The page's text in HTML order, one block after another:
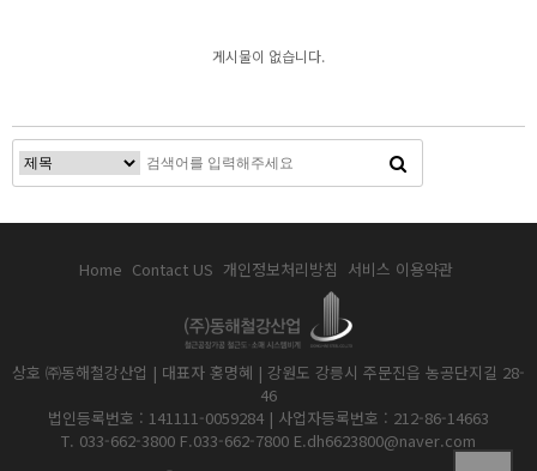
게시물이 없습니다.
Home Contact US 개인정보처리방침 서비스 이용약관
상호 ㈜동해철강산업 | 대표자 홍명혜 | 강원도 강릉시 주문진읍 농공단지길 28-
46
법인등록번호 : 141111-0059284 | 사업자등록번호 : 212-86-14663